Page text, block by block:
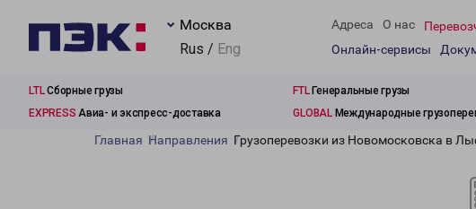
Москва
Rus / Eng
Адреса О нас
Онлайн-сервисы
LTLСборные грузы FTLГенеральные грузы
EXPRESS Авиа- и экспресс-доставка GLOBALМеждународные
Главная Направления Грузоперевозки из Новомосковска в